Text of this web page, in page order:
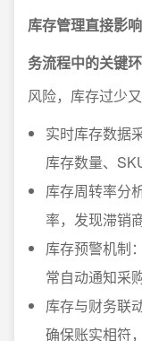
库存管理直接影
务流程中的关键环
风险，库存过少
实时库存数据
库存数量、
库存周转率分
率，发现滞销
库存预警机制
常自动通知采
库存与财务联
确保账实相符